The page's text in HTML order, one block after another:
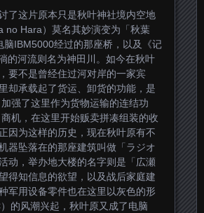
了这片原本只是秋叶神社境内空地
no Hara）莫名其妙演变为「秋葉
IBM5000经过的那座桥，以及《记
的河流则名为神田川。如今在秋叶
要不是曾经住过河对岸的一家宾
却承载起了货运、卸货的功能，是
加强了这里作为货物运输的连结功
机，在这里开始贩卖拼凑组装的收
因为这样的历史，现在秋叶原有不
器坠落在的那座建筑叫做「ラジオ
动，举办地大楼的名字则是「広瀬
得知信息的欲望，以及战后家庭建
军用设备零件也在这里以灰色的形
的风潮兴起，秋叶原又成了电脑